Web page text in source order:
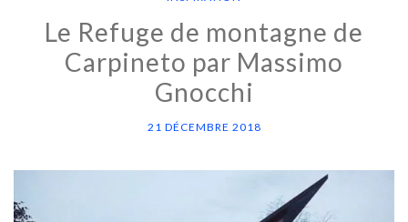
Le Refuge de montagne de
Carpineto par Massimo
Gnocchi
21 DÉCEMBRE 2018